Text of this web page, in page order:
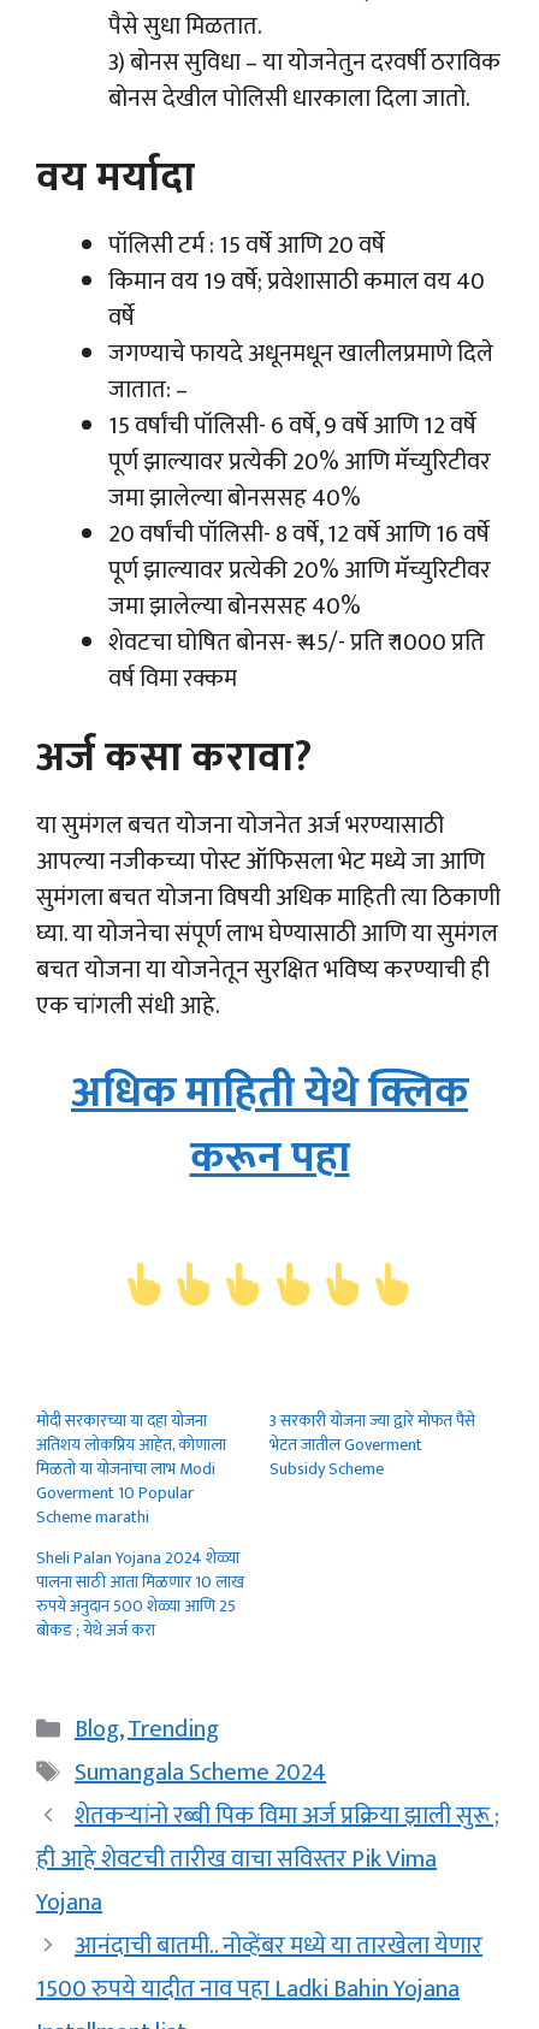
पैसे सुधा मिळतात.
3) बोनस सुविधा – या योजनेतुन दरवर्षी ठराविक
बोनस देखील पोलिसी धारकाला दिला जातो.
वय मर्यादा
पॉलिसी टर्म : 15 वर्षे आणि 20 वर्षे
किमान वय 19 वर्षे; प्रवेशासाठी कमाल वय 40
वर्षे
जगण्याचे फायदे अधूनमधून खालीलप्रमाणे दिले
जातात: –
15 वर्षांची पॉलिसी- 6 वर्षे, 9 वर्षे आणि 12 वर्षे
पूर्ण झाल्यावर प्रत्येकी 20% आणि मॅच्युरिटीवर
जमा झालेल्या बोनससह 40%
20 वर्षांची पॉलिसी- 8 वर्षे, 12 वर्षे आणि 16 वर्षे
पूर्ण झाल्यावर प्रत्येकी 20% आणि मॅच्युरिटीवर
जमा झालेल्या बोनससह 40%
शेवटचा घोषित बोनस- ₹ 45/- प्रति ₹ 1000 प्रति
वर्ष विमा रक्कम
अर्ज कसा करावा?
या सुमंगल बचत योजना योजनेत अर्ज भरण्यासाठी
आपल्या नजीकच्या पोस्ट ऑफिसला भेट मध्ये जा आणि
सुमंगला बचत योजना विषयी अधिक माहिती त्या ठिकाणी
घ्या. या योजनेचा संपूर्ण लाभ घेण्यासाठी आणि या सुमंगल
बचत योजना या योजनेतून सुरक्षित भविष्य करण्याची ही
एक चांगली संधी आहे.
अधिक माहिती येथे क्लिक
करून पहा
मोदी सरकारच्या या दहा योजना
अतिशय लोकप्रिय आहेत, कोणाला
मिळतो या योजनांचा लाभ Modi
Goverment 10 Popular
Scheme marathi
3 सरकारी योजना ज्या द्वारे मोफत पैसे
भेटत जातील Goverment
Subsidy Scheme
Sheli Palan Yojana 2024 शेळ्या
पालना साठी आता मिळणार 10 लाख
रुपये अनुदान 500 शेळ्या आणि 25
बोकड ; येथे अर्ज करा
Categories
Blog,Trending
Tags
Sumangala Scheme 2024
शेतकऱ्यांनो रब्बी पिक विमा अर्ज प्रक्रिया झाली सुरू ;
ही आहे शेवटची तारीख वाचा सविस्तर Pik Vima
Yojana
आनंदाची बातमी.. नोव्हेंबर मध्ये या तारखेला येणार
1500 रुपये यादीत नाव पहा Ladki Bahin Yojana